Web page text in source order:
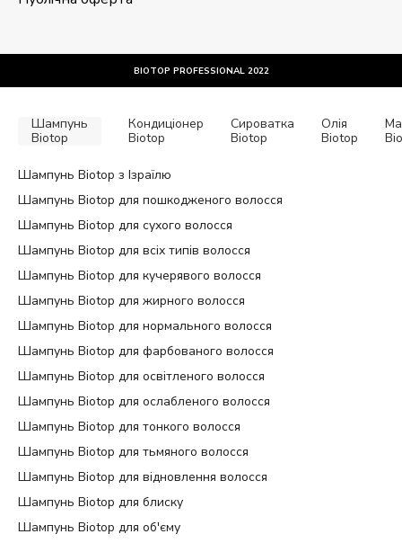
яскравість відтінку.
Шампунь для кучерявого і кучерявого волосся
Професійні продукти, які містять інгредієнти для
зволоження та живлення волосся. Запобігають
сплутуванню, надаючи еластичність і пружність.
Засоби для нормального волосся дбайливо очищають
корисними компонентами, зволожують і пом'якшують.
Полегшують розчісування, надають блиск і
шовковистість.
Купити професійний шампунь для волосся
нашому інтернет-магазині.
Підсумки
BIOTOP PROFESSIONAL 2022
Шампунь
Biotop
Кондиціонер
Biotop
Сироватка
Biotop
Олія
Biotop
Шампунь Biotop з Ізраїлю
Шампунь Biotop для пошкодженого волосся
Шампунь Biotop для сухого волосся
Шампунь Biotop для всіх типів волосся
Шампунь Biotop для кучерявого волосся
Шампунь Biotop для жирного волосся
Шампунь Biotop для нормального волосся
Шампунь Biotop для фарбованого волосся
Шампунь Biotop для освітленого волосся
Шампунь Biotop для ослабленого волосся
Шампунь Biotop для тонкого волосся
Шампунь Biotop для тьмяного волосся
Шампунь Biotop для відновлення волосся
Шампунь Biotop для блиску
Шампунь Biotop для об'єму